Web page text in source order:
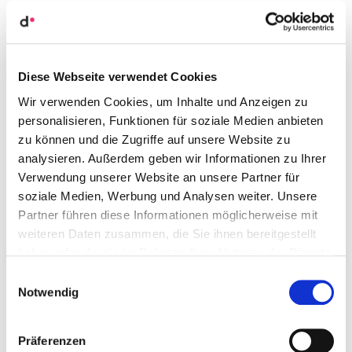
Diese Webseite verwendet Cookies
Wir verwenden Cookies, um Inhalte und Anzeigen zu
personalisieren, Funktionen für soziale Medien anbieten
zu können und die Zugriffe auf unsere Website zu
analysieren. Außerdem geben wir Informationen zu Ihrer
Verwendung unserer Website an unsere Partner für
soziale Medien, Werbung und Analysen weiter. Unsere
Partner führen diese Informationen möglicherweise mit
weiteren Daten zusammen, die Sie ihnen bereitgestellt
Notwendig
Präferenzen
denk­mo­dell-Blog­bei­träge von Marcus Quin­li­van
Geschäfts­füh­rer Marcus Quin­li­van im